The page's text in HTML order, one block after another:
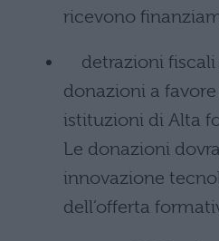
ricevono
detrazioni fiscali
donazioni a
istituzioni di Alta
Le donazioni
innovazione
dell’offerta